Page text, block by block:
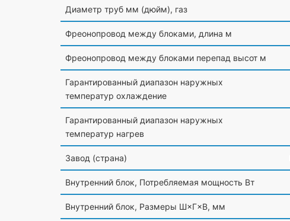
Диаметр труб мм (дюйм), газ
Фреонопровод между блоками, длина м
Фреонопровод между блоками перепад высот м
Гарантированный диапазон наружных
температур охлаждение
Гарантированный диапазон наружных
температур нагрев
Завод (страна)
Внутренний блок, Потребляемая мощность Вт
Внутренний блок, Размеры Ш×Г×В, мм